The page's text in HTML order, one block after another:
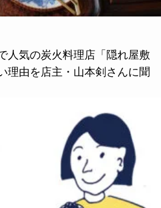
人気の炭火料理店「隠れ屋敷
理由を店主・山本剣さんに聞